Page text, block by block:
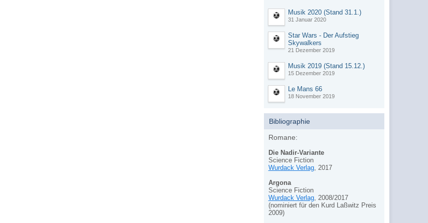
Musik 2020 (Stand 31.1.)
31 Januar 2020
Star Wars - Der Aufstieg
Skywalkers
21 Dezember 2019
Musik 2019 (Stand 15.12.)
15 Dezember 2019
Le Mans 66
18 November 2019
Bibliographie
Romane:
Die Nadir-Variante
Science Fiction
Wurdack Verlag, 2017
Argona
Science Fiction
Wurdack Verlag, 2008/2017
(nominiert für den Kurd Laßwitz Preis
2009)